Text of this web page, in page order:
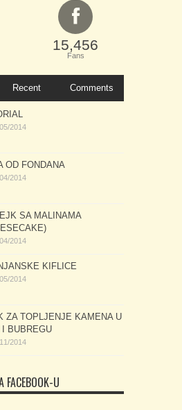
15,456
Fans
Recent Comments
2014
OD FONDANA
2014
SA MALINAMA
2014
KIFLICE
2014
ZA TOPLJENJE KAMENA U
I BUBREGU
2014
FACEBOOK-U